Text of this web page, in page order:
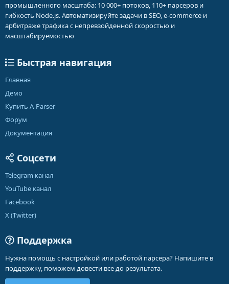
промышленного масштаба: 10 000+ потоков, 110+ парсеров и
гибкость Node.js. Автоматизируйте задачи в SEO, e-commerce и
арбитраже трафика с непревзойденной скоростью и
масштабируемостью
Быстрая навигация
Главная
Демо
Купить A-Parser
Форум
Документация
Соцсети
Telegram канал
YouTube канал
Facebook
X (Twitter)
Поддержка
Нужна помощь с настройкой или работой парсера? Напишите в
поддержку, поможем довести все до результата.